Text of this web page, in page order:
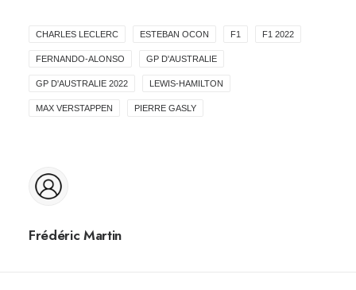
CHARLES LECLERC ESTEBAN OCON F1 F1 2022
FERNANDO-ALONSO GP D'AUSTRALIE
GP D'AUSTRALIE 2022 LEWIS-HAMILTON
MAX VERSTAPPEN PIERRE GASLY
Frédéric Martin